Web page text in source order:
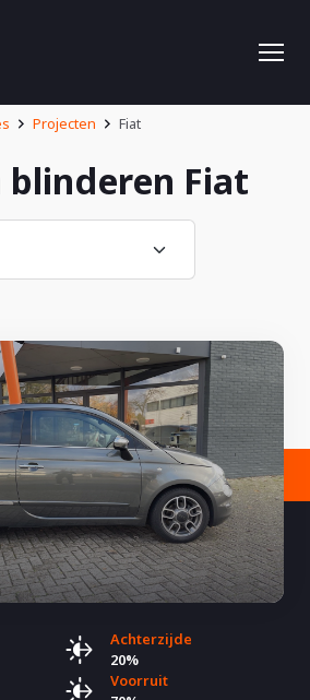
Projecten Fiat
blinderen Fiat
Achterzijde
20%
Voorruit